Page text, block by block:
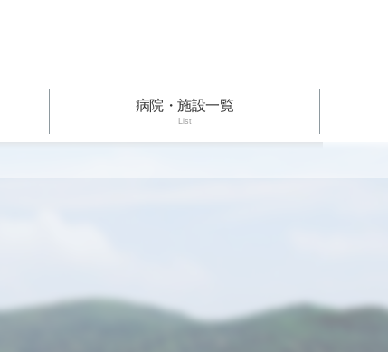
病院・施設一覧
List